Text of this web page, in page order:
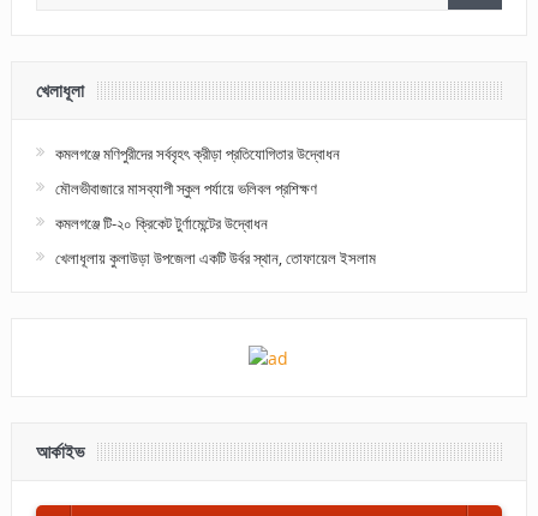
খেলাধূলা
কমলগঞ্জে মণিপুরীদের সর্ববৃহৎ ক্রীড়া প্রতিযোগিতার উদ্বোধন
মৌলভীবাজারে মাসব্যাপী স্কুল পর্যায়ে ভলিবল প্রশিক্ষণ
কমলগঞ্জে টি-২০ ক্রিকেট টুর্ণামেন্টের উদ্বোধন
খেলাধূলায় কুলাউড়া উপজেলা একটি উর্বর স্থান, তোফায়েল ইসলাম
আর্কাইভ